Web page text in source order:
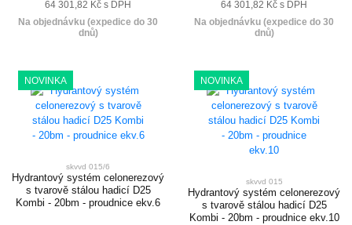
64 301,82 Kč s DPH
Na objednávku (expedice do 30
dnů)
64 301,82 Kč s DPH
Na objednávku (expedice do 30
dnů)
NOVINKA
skvvd 015/6
Hydrantový systém celonerezový
s tvarově stálou hadicí D25
Kombi - 20bm - proudnice ekv.6
NOVINKA
skvvd 015
Hydrantový systém celonerezový
s tvarově stálou hadicí D25
Kombi - 20bm - proudnice ekv.10